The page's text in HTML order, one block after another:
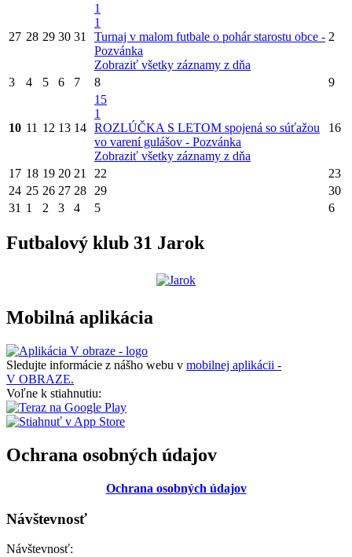
27 28 29 30 31
1
1
Turnaj v malom futbale o pohár starostu obce -
Pozvánka
Zobraziť všetky záznamy z dňa
2
3 4 5 6 7 8 9
10 11 12 13 14
15
1
ROZLÚČKA S LETOM spojená so súťažou
vo varení gulášov - Pozvánka
Zobraziť všetky záznamy z dňa
16
17 18 19 20 21 22
23
24 25 26 27 28 29
30
31 1 2 3 4 5 6
Futbalový klub 31 Jarok
Mobilná aplikácia
Sledujte informácie z nášho webu v mobilnej aplikácii -
V OBRAZE.
Voľne k stiahnutiu:
Ochrana osobných údajov
Ochrana osobných údajov
Návštevnosť
Návštevnosť: